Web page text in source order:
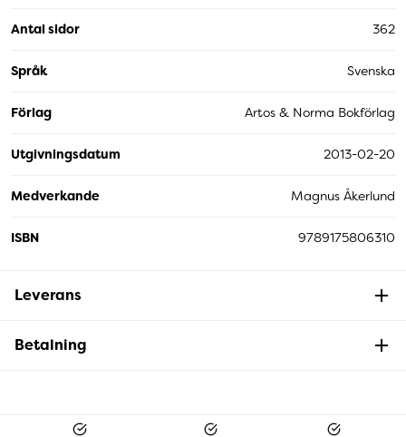
Antal sidor 362
Språk Svenska
Förlag Artos & Norma Bokförlag
Utgivningsdatum 2013-02-20
Medverkande Magnus Åkerlund
ISBN 9789175806310
Leverans
Betalning